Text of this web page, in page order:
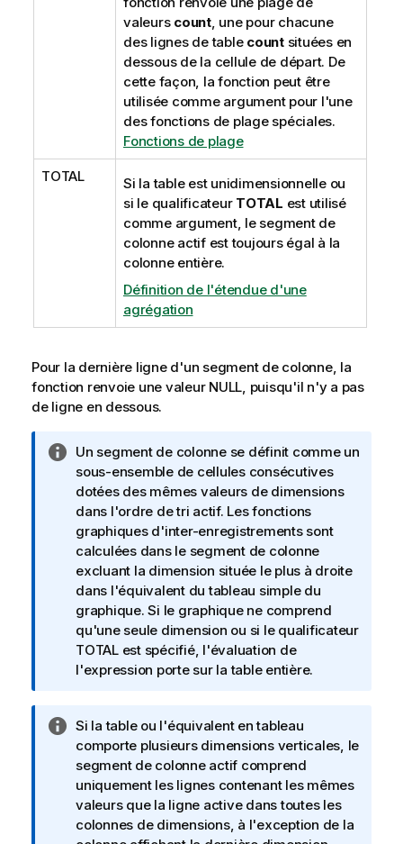
valeurs count, une pour chacune
des lignes de table countsituées en
dessous de la cellule de départ. De
cette façon, la fonction peut être
utilisée comme argument pour l'une
des fonctions de plage spéciales.
Fonctions de plage
TOTAL
Si la table est unidimensionnelle ou
si le qualificateur TOTAL est utilisé
comme argument, le segment de
colonne actif est toujours égal à la
colonne entière.
Définition de l'étendue d'une
agrégation
Pour la dernière ligne d'un segment de colonne, la
fonction renvoie une valeur NULL , puisqu'il n'y a pas
de ligne en dessous.
N
o
t
e
I
n
f
o
r
m
a
t
n
s
Un segment de colonne se définit comme un
sous-ensemble de cellules consécutives
dotées des mêmes valeurs de dimensions
dans l'ordre de tri actif. Les fonctions
graphiques d'inter-enregistrements sont
calculées dans le segment de colonne
excluant la dimension située le plus à droite
dans l'équivalent du tableau simple du
graphique. Si le graphique ne comprend
qu'une seule dimension ou si le qualificateur
TOTALest spécifié, l'évaluation de
l'expression porte sur la table entière.
N
o
t
e
I
n
Si la table ou l'équivalent en tableau
comporte plusieurs dimensions verticales, le
segment de colonne actif comprend
uniquement les lignes contenant les mêmes
valeurs que la ligne active dans toutes les
colonnes de dimensions, à l'exception de la